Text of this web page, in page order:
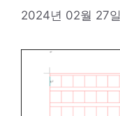
2024년 02월 27일